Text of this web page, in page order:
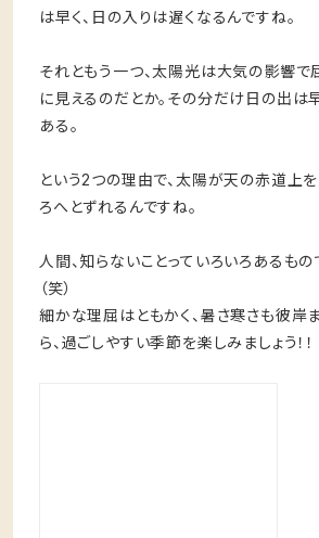
は早く、日の入りは遅くなるんですね。
それともう一つ、太陽光は大気の影響で
に見えるのだとか。その分だけ日の出は
ある。
という2つの理由で、太陽が天の赤道上
ろへとずれるんですね。
人間、知らないことっていろいろあるも
（笑）
細かな理屈はともかく、暑さ寒さも彼岸
ら、過ごしやすい季節を楽しみましょう！！